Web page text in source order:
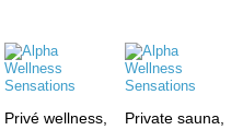
Privé wellness,
Private sauna,